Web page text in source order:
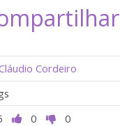
Cordeiro
0 0